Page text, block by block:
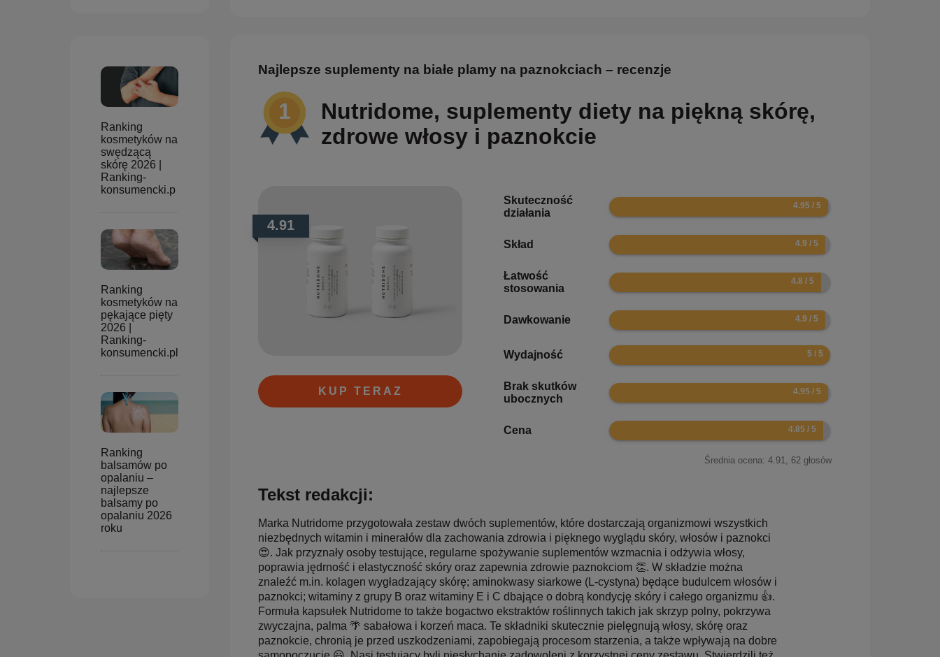
Ranking
kosmetyków na
swędzącą
skórę 2026 |
Ranking-
konsumencki.p
Ranking
kosmetyków na
pękające pięty
2026 |
Ranking-
konsumencki.pl
Ranking
balsamów po
opalaniu –
najlepsze
balsamy po
opalaniu 2026
roku
Najlepsze suplementy na białe plamy na paznokciach – recenzje
Nutridome, suplementy diety na piękną skórę,
zdrowe włosy i paznokcie
4.91
KUP TERAZ
Skuteczność
działania
9.9
Skład 9.8
Łatwość
stosowania
9.6
Dawkowanie 9.8
Wydajność 10
Brak skutków
ubocznych
9.9
Cena 9.7
Średnia ocena:4.91, 62 głosów
Tekst redakcji:
Marka Nutridome przygotowała zestaw dwóch suplementów, które dostarczają organizmowi wszystkich
niezbędnych witamin i minerałów dla zachowania zdrowia i pięknego wyglądu skóry, włosów i paznokci
😍. Jak przyznały osoby testujące, regularne spożywanie suplementów wzmacnia i odżywia włosy,
poprawia jędrność i elastyczność skóry oraz zapewnia zdrowie paznokciom 👏. W składzie można
znaleźć m.in. kolagen wygładzający skórę; aminokwasy siarkowe (L-cystyna) będące budulcem włosów i
paznokci; witaminy z grupy B oraz witaminy E i C dbające o dobrą kondycję skóry i całego organizmu 👍.
Formuła kapsułek Nutridome to także bogactwo ekstraktów roślinnych takich jak skrzyp polny, pokrzywa
zwyczajna, palma 🌴 sabałowa i korzeń maca. Te składniki skutecznie pielęgnują włosy, skórę oraz
paznokcie, chronią je przed uszkodzeniami, zapobiegają procesom starzenia, a także wpływają na dobre